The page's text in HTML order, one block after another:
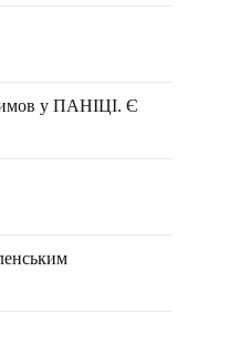
у ПАНІЦІ. Є